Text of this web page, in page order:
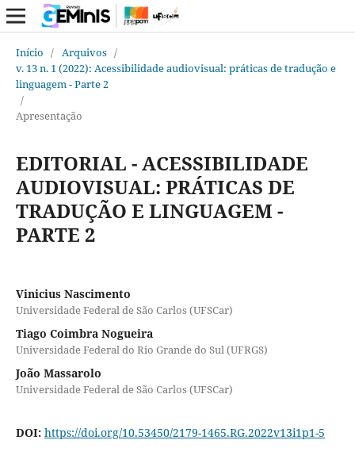
Início / Arquivos /
v. 13 n. 1 (2022): Acessibilidade audiovisual: práticas de tradução e
linguagem - Parte 2
/
Apresentação
EDITORIAL - ACESSIBILIDADE
AUDIOVISUAL: PRÁTICAS DE
TRADUÇÃO E LINGUAGEM -
PARTE 2
Vinicius Nascimento
Universidade Federal de São Carlos (UFSCar)
Tiago Coimbra Nogueira
Universidade Federal do Rio Grande do Sul (UFRGS)
João Massarolo
Universidade Federal de São Carlos (UFSCar)
DOI: https://doi.org/10.53450/2179-1465.RG.2022v13i1p1-5